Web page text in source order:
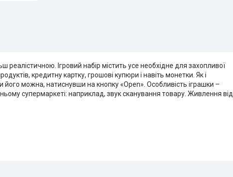
Ігровий набір містить усе необхідне для захопливої
кредитну картку, грошові купюри і навіть монетки. Як і
можна, натиснувши на кнопку «Open». Особливість іграшки –
супермаркеті: наприклад, звук сканування товару. Живлення від